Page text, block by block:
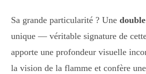
Sa grande particularité ? Une
unique — véritable signature de
apporte une profondeur visuelle
la vision de la flamme et confère